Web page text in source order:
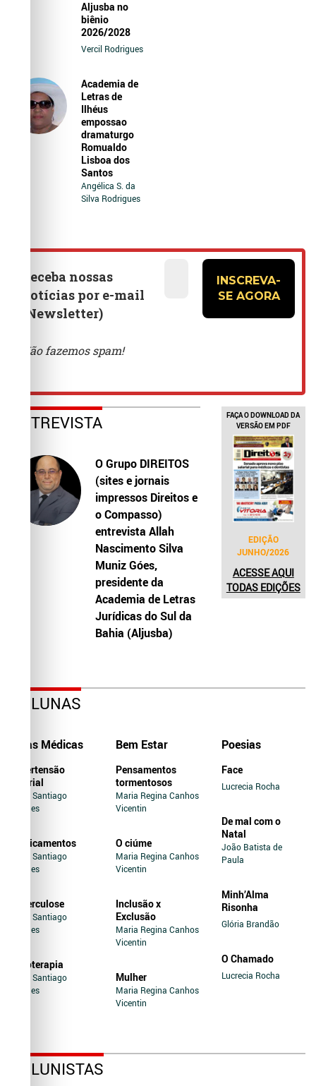
Aljusba no
biênio
2026/2028
Vercil Rodrigues
Academia de
Letras de
Ilhéus
empossao
dramaturgo
Romualdo
Lisboa dos
Santos
Angélica S. da
Silva Rodrigues
ENTREVISTA
O Grupo DIREITOS
(sites e jornais
impressos Direitos e
o Compasso)
entrevista Allah
Nascimento Silva
Muniz Góes,
presidente da
Academia de Letras
Jurídicas do Sul da
Bahia (Aljusba)
FAÇA O DOWNLOAD DA
VERSÃO EM PDF
EDIÇÃO
JUNHO/2026
ACESSE AQUI
TODAS EDIÇÕES
COLUNAS
Dicas Médicas
Hipertensão
Arterial
Jairo Santiago
Novaes
Medicamentos
Jairo Santiago
Novaes
Tuberculose
Jairo Santiago
Novaes
Soroterapia
Jairo Santiago
Novaes
Bem Estar
Pensamentos
tormentosos
Maria Regina Canhos
Vicentin
O ciúme
Maria Regina Canhos
Vicentin
Inclusão x
Exclusão
Maria Regina Canhos
Vicentin
Mulher
Maria Regina Canhos
Vicentin
Poesias
Face
Lucrecia Rocha
De mal com o
Natal
João Batista de
Paula
Minh’Alma
Risonha
Glória Brandão
O Chamado
Lucrecia Rocha
COLUNISTAS